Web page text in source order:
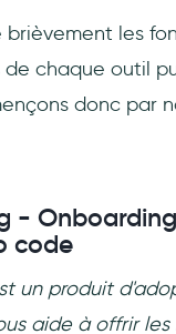
brièvement les
de chaque outil
donc par
-
code
un produit
aide à offrir les